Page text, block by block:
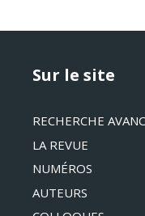
Sur le site
RECHERCHE
LA REVUE
NUMÉROS
AUTEURS